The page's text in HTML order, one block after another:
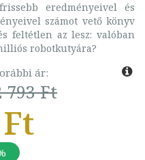
eredményeivel és
számot vető könyv
feltétlen az lesz: valóban
robotkutyára?
ár:
793 Ft